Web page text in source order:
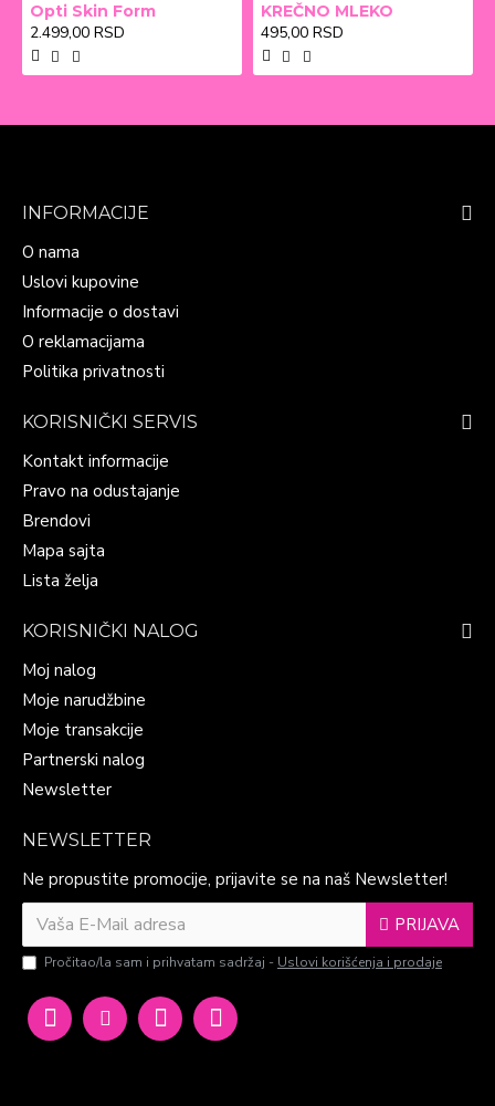
Opti Skin Form
2.499,00 RSD
KREČNO MLEKO
495,00 RSD
INFORMACIJE
O nama
Uslovi kupovine
Informacije o dostavi
O reklamacijama
Politika privatnosti
KORISNIČKI SERVIS
Kontakt informacije
Pravo na odustajanje
Brendovi
Mapa sajta
Lista želja
KORISNIČKI NALOG
Moj nalog
Moje narudžbine
Moje transakcije
Partnerski nalog
Newsletter
NEWSLETTER
Ne propustite promocije, prijavite se na naš Newsletter!
PRIJAVA
Pročitao/la sam i prihvatam sadržaj - Uslovi korišćenja i prodaje